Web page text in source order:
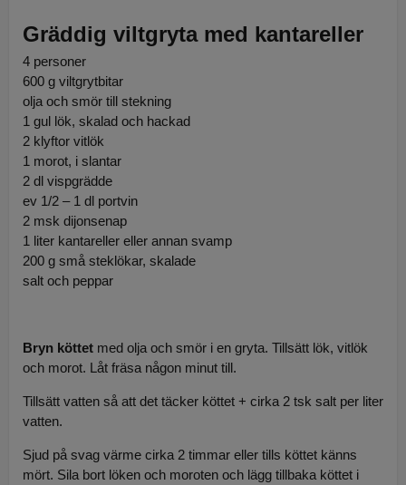
Gräddig viltgryta med kantareller
4 personer
600 g viltgrytbitar
olja och smör till stekning
1 gul lök, skalad och hackad
2 klyftor vitlök
1 morot, i slantar
2 dl vispgrädde
ev 1/2 – 1 dl portvin
2 msk dijonsenap
1 liter kantareller eller annan svamp
200 g små steklökar, skalade
salt och peppar
Bryn köttet med olja och smör i en gryta. Tillsätt lök, vitlök
och morot. Låt fräsa någon minut till.
Tillsätt vatten så att det täcker köttet + cirka 2 tsk salt per liter
vatten.
Sjud på svag värme cirka 2 timmar eller tills köttet känns
mört. Sila bort löken och moroten och lägg tillbaka köttet i